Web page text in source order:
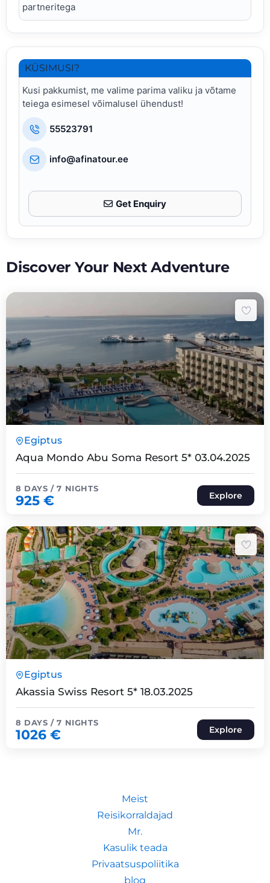
partneritega
KÜSIMUSI?
Kusi pakkumist, me valime parima valiku ja võtame
teiega esimesel võimalusel ühendust!
55523791
info@afinatour.ee
Get Enquiry
Discover Your Next Adventure
Expired !
Egiptus
Aqua Mondo Abu Soma Resort 5* 03.04.2025
8 DAYS / 7 NIGHTS
925 € Explore
Expired !
Egiptus
Akassia Swiss Resort 5* 18.03.2025
8 DAYS / 7 NIGHTS
1026 € Explore
Meist
Reisikorraldajad
Mr.
Kasulik teada
Privaatsuspoliitika
blog